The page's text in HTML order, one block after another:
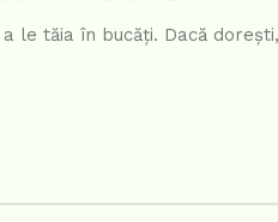
le tăia în bucăți. Dacă